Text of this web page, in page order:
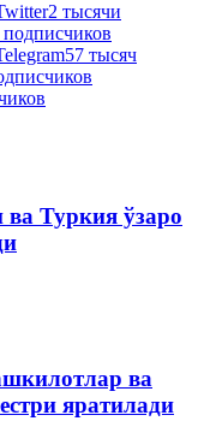
2 тысячи
подписчиков
57 тысяч
Туркия ўзаро
ва
яратилади